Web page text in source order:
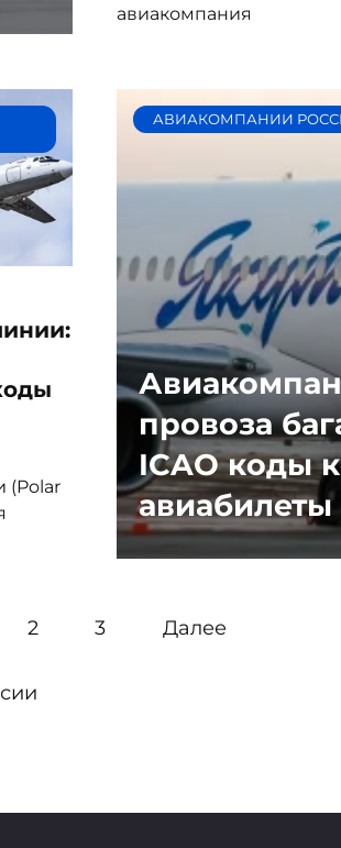
авиакомпания
(Polar
АВИАКОМПАНИИ
провоза
ICAO коды
авиабилеты
2 3 Далее